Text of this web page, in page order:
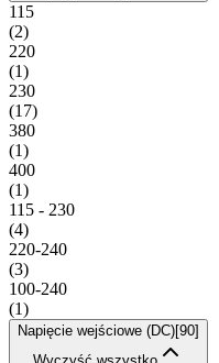
115
(2)
220
(1)
230
(17)
380
(1)
400
(1)
115 - 230
(4)
220-240
(3)
100-240
(1)
Napięcie wejściowe (DC)[90]